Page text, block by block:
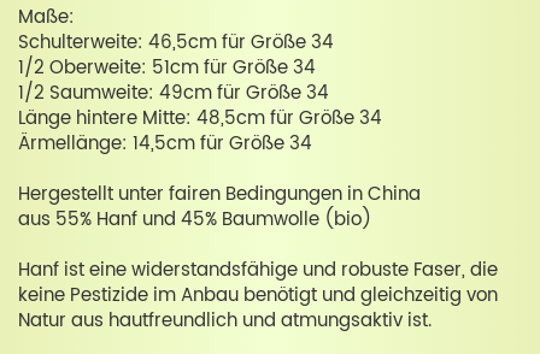
Maße:
Schulterweite: 46,5cm für Größe 34
1/2 Oberweite: 51cm für Größe 34
1/2 Saumweite: 49cm für Größe 34
Länge hintere Mitte: 48,5cm für Größe 34
Ärmellänge: 14,5cm für Größe 34
Hergestellt unter fairen Bedingungen in China
aus 55% Hanf und 45% Baumwolle (bio)
Hanf ist eine widerstandsfähige und robuste Faser, die
keine Pestizide im Anbau benötigt und gleichzeitig von
Natur aus hautfreundlich und atmungsaktiv ist.